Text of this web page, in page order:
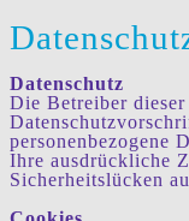
Datenschutz
Die Betreiber
personenbezogene
Ihre ausdrückliche
Sicherheitslücken